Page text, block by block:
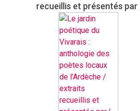
recueillis et présentés par